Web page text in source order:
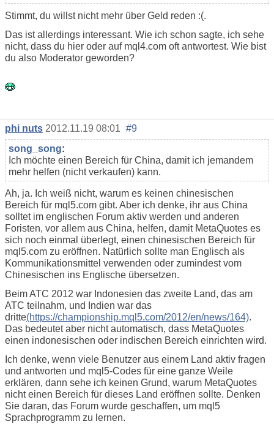
Stimmt, du willst nicht mehr über Geld reden :(.
Das ist allerdings interessant. Wie ich schon sagte, ich sehe
nicht, dass du hier oder auf mql4.com oft antwortest. Wie bist
du also Moderator geworden?
phi nuts 2012.11.19 08:01 #9
song_song:
Ich möchte einen Bereich für China, damit ich jemandem
mehr helfen (nicht verkaufen) kann.
Ah, ja. Ich weiß nicht, warum es keinen chinesischen
Bereich für mql5.com gibt. Aber ich denke, ihr aus China
solltet im englischen Forum aktiv werden und anderen
Foristen, vor allem aus China, helfen, damit MetaQuotes es
sich noch einmal überlegt, einen chinesischen Bereich für
mql5.com zu eröffnen. Natürlich sollte man Englisch als
Kommunikationsmittel verwenden oder zumindest vom
Chinesischen ins Englische übersetzen.
Beim ATC 2012 war Indonesien das zweite Land, das am
ATC teilnahm, und Indien war das
dritte(https://championship.mql5.com/2012/en/news/164).
Das bedeutet aber nicht automatisch, dass MetaQuotes
einen indonesischen oder indischen Bereich einrichten wird.
Ich denke, wenn viele Benutzer aus einem Land aktiv fragen
und antworten und mql5-Codes für eine ganze Weile
erklären, dann sehe ich keinen Grund, warum MetaQuotes
nicht einen Bereich für dieses Land eröffnen sollte. Denken
Sie daran, das Forum wurde geschaffen, um mql5
Sprachprogramm zu lernen.